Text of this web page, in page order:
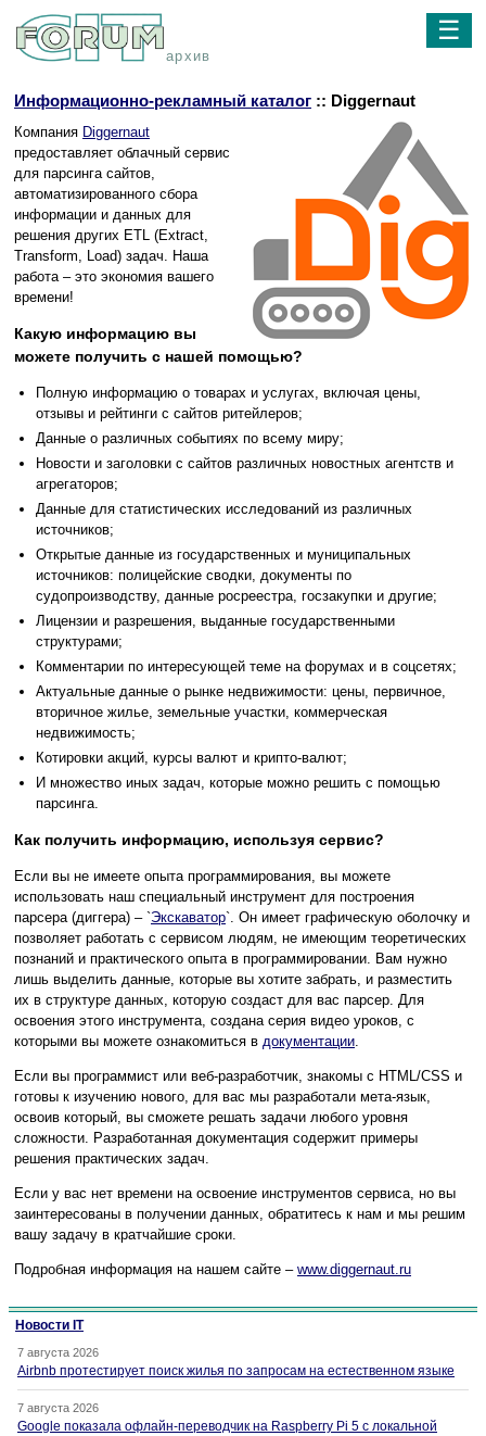
архив
☰
Информационно-рекламный каталог :: Diggernaut
Компания Diggernaut
предоставляет облачный сервис
для парсинга сайтов,
автоматизированного сбора
информации и данных для
решения других ETL (Extract,
Transform, Load) задач. Наша
работа – это экономия вашего
времени!
Какую информацию вы
можете получить с нашей помощью?
Полную информацию о товарах и услугах, включая цены,
отзывы и рейтинги с сайтов ритейлеров;
Данные о различных событиях по всему миру;
Новости и заголовки с сайтов различных новостных агентств и
агрегаторов;
Данные для статистических исследований из различных
источников;
Открытые данные из государственных и муниципальных
источников: полицейские сводки, документы по
судопроизводству, данные росреестра, госзакупки и другие;
Лицензии и разрешения, выданные государственными
структурами;
Комментарии по интересующей теме на форумах и в соцсетях;
Актуальные данные о рынке недвижимости: цены, первичное,
вторичное жилье, земельные участки, коммерческая
недвижимость;
Котировки акций, курсы валют и крипто-валют;
И множество иных задач, которые можно решить с помощью
парсинга.
Как получить информацию, используя сервис?
Если вы не имеете опыта программирования, вы можете
использовать наш специальный инструмент для построения
парсера (диггера) – `Экскаватор`. Он имеет графическую оболочку и
позволяет работать с сервисом людям, не имеющим теоретических
познаний и практического опыта в программировании. Вам нужно
лишь выделить данные, которые вы хотите забрать, и разместить
их в структуре данных, которую создаст для вас парсер. Для
освоения этого инструмента, создана серия видео уроков, с
которыми вы можете ознакомиться в документации.
Если вы программист или веб-разработчик, знакомы с HTML/CSS и
готовы к изучению нового, для вас мы разработали мета-язык,
освоив который, вы сможете решать задачи любого уровня
сложности. Разработанная документация содержит примеры
решения практических задач.
Если у вас нет времени на освоение инструментов сервиса, но вы
заинтересованы в получении данных, обратитесь к нам и мы решим
вашу задачу в кратчайшие сроки.
Подробная информация на нашем сайте – www.diggernaut.ru
Новости IT
7 августа 2026
Airbnb протестирует поиск жилья по запросам на естественном языке
7 августа 2026
Google показала офлайн-переводчик на Raspberry Pi 5 с локальной